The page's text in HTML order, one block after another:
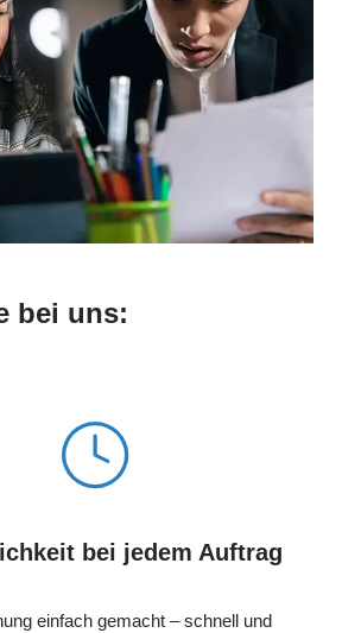
bei uns:
bei jedem Auftrag
einfach gemacht – schnell und